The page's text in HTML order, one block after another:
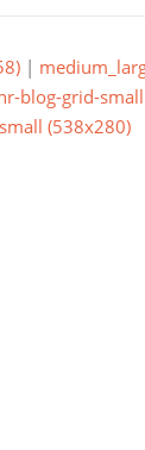
|
blog-grid-
(538x280)